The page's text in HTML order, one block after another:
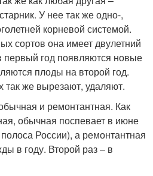
У нее так же одно-,
корневой системой.
сортов она имеет двулетний
первый год появляются новые
плоды на второй год.
так же вырезают, удаляют.
и ремонтантная. Как
обычная поспевает в июне
России), а ремонтантная
в году. Второй раз – в